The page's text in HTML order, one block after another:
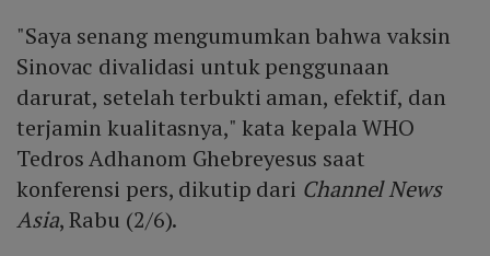
"Saya senang mengumumkan bahwa vaksin
Sinovac divalidasi untuk penggunaan
darurat, setelah terbukti aman, efektif, dan
terjamin kualitasnya," kata kepala WHO
Tedros Adhanom Ghebreyesus saat
konferensi pers, dikutip dari Channel News
Asia, Rabu (2/6).